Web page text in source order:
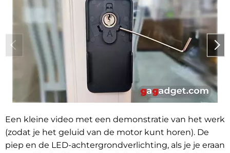
Een kleine video met een demonstratie van het werk
(zodat je het geluid van de motor kunt horen). De
piep en de LED-achtergrondverlichting, als je je eraan